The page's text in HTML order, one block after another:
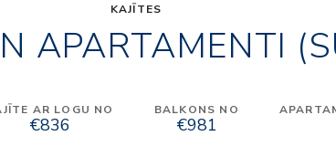
KAJĪTES
APARTAMENTI
AR LOGU NO
€836
BALKONS NO
€981